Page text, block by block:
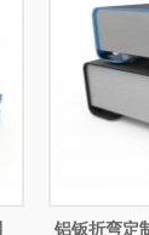
铝钣折弯定